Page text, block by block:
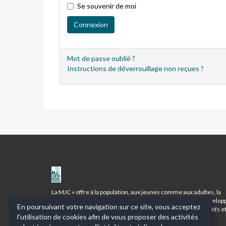
Se souvenir de moi
Mot de passe oublié ?
Instructions de déverrouillage non reçues ?
MJC
CENTRE
SOCIAL
BOURROCHES
La MJC « offre à la population, aux jeunes comme aux adultes, la
possibilité de prendre conscience de leurs aptitudes, de
leur personnalité et de se préparer à devenir les citoyens actifs et
responsables d’une démocratie vivante ».
En poursuivant votre navigation sur ce site, vous acceptez
l'utilisation de cookies afin de vous proposer des activités